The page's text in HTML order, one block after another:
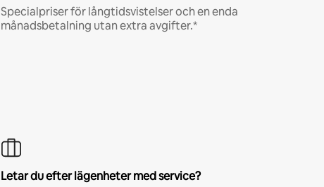
Specialpriser för långtidsvistelser och en enda
månadsbetalning utan extra avgifter.*
Letar du efter lägenheter med service?